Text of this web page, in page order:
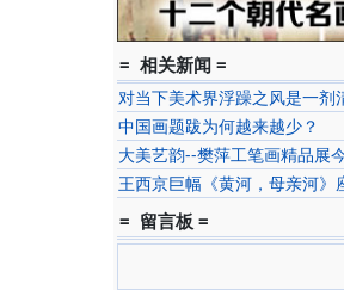
= 相关新闻 =
对当下美术界浮躁之风是一剂
中国画题跋为何越来越少？
大美艺韵--樊萍工笔画精品展
王西京巨幅《黄河，母亲河》
= 留言板 =